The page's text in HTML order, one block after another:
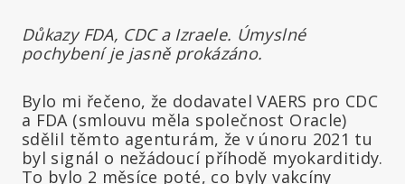
Důkazy FDA, CDC a Izraele. Úmyslné
pochybení je jasně prokázáno.
Bylo mi řečeno, že dodavatel VAERS pro CDC
a FDA (smlouvu měla společnost Oracle)
sdělil těmto agenturám, že v únoru 2021 tu
byl signál o nežádoucí příhodě myokarditidy.
To bylo 2 měsíce poté, co byly vakcíny